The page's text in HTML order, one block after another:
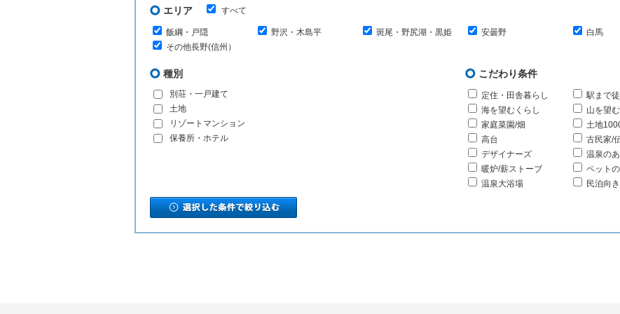
エリア すべて
飯綱・戸隠 野沢・木島平 斑尾・野尻湖・黒姫 安曇野 白馬
その他長野(信州）
種別
別荘・一戸建て
土地
リゾートマンション
保養所・ホテル
こだわり条件
定住・田舎暮らし 駅まで
海を望むくらし
山を望
家庭菜園/畑
土地
高台
古民家/
デザイナーズ
温泉の
暖炉/薪ストーブ
ペット
温泉大浴場
民泊向き